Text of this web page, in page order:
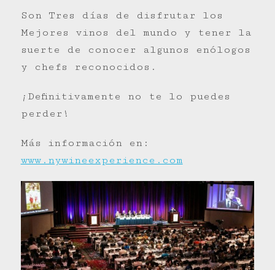
Son Tres días de disfrutar los
Mejores vinos del mundo y tener la
suerte de conocer algunos enólogos
y chefs reconocidos.
¡Definitivamente no te lo puedes
perder!
Más información en:
www.nywineexperience.com